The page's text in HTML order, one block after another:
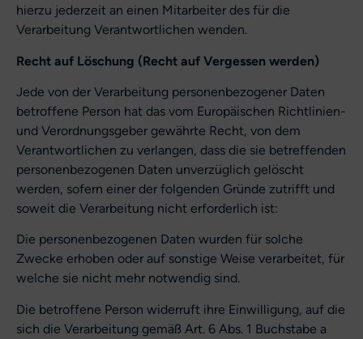
hierzu jederzeit an einen Mitarbeiter des für die
Verarbeitung Verantwortlichen wenden.
Recht auf Löschung (Recht auf Vergessen werden)
Jede von der Verarbeitung personenbezogener Daten
betroffene Person hat das vom Europäischen Richtlinien-
und Verordnungsgeber gewährte Recht, von dem
Verantwortlichen zu verlangen, dass die sie betreffenden
personenbezogenen Daten unverzüglich gelöscht
werden, sofern einer der folgenden Gründe zutrifft und
soweit die Verarbeitung nicht erforderlich ist:
Die personenbezogenen Daten wurden für solche
Zwecke erhoben oder auf sonstige Weise verarbeitet, für
welche sie nicht mehr notwendig sind.
Die betroffene Person widerruft ihre Einwilligung, auf die
sich die Verarbeitung gemäß Art. 6 Abs. 1 Buchstabe a